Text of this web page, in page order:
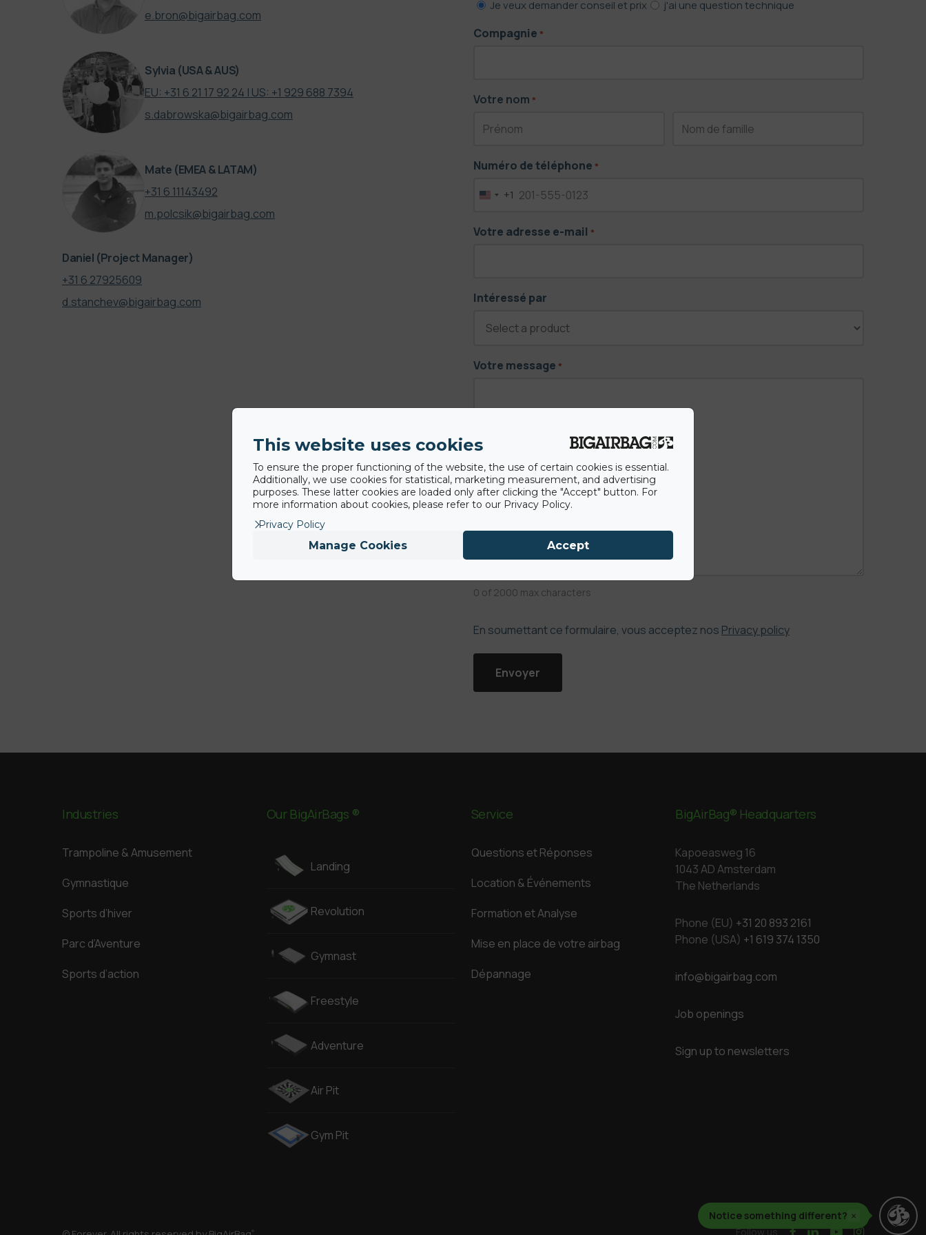
Notice something different? ×
e.bron@bigairbag.com
Sylvia (USA & AUS)
EU: +31 6 21 17 92 24 | US: +1 929 688 7394
s.dabrowska@bigairbag.com
Mate (EMEA & LATAM)
‪+31 6 11143492‬
m.polcsik@bigairbag.com
Daniel (Project Manager)
+31 6 27925609
d.stanchev@bigairbag.com
Comment
nous
Je veux demander conseil et prix j'ai une question technique
Compagnie *
Votre nom *
name
Numéro de téléphone *
United
+1
+1
Votre adresse e-mail *
Intéressé par
Votre message *
0 of 2000 max characters
En soumettant ce formulaire, vous acceptez nos Privacy policy
Industries
Trampoline & Amusement
Gymnastique
Sports d’hiver
Parc d’Aventure
Sports d’action
Our BigAirBags ®
Landing
Revolution
Gymnast
Freestyle
Adventure
Air Pit
Gym Pit
Service
Questions et Réponses
Location & Événements
Formation et Analyse
Mise en place de votre airbag
Dépannage
BigAirBag® Headquarters
Kapoeasweg 16
1043 AD Amsterdam
The Netherlands
Phone (EU) +31 20 893 2161
Phone (USA) +1 619 374 1350
info@bigairbag.com
Job openings
Sign up to newsletters
® Follow us facebook
linkedinyoutubeinstagram
This website uses cookies
To ensure the proper functioning of the website, the use of certain cookies is essential.
Additionally, we use cookies for statistical, marketing measurement, and advertising
purposes. These latter cookies are loaded only after clicking the "Accept" button. For
more information about cookies, please refer to our Privacy Policy.
Privacy Policy
Manage Cookies Accept